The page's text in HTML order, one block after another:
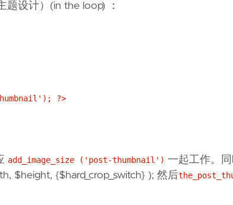
设计）(in the loop) ：
?>
add_image_size ('post-thumbnail') 一起工作。
$height, {$hard_crop_switch} ); 然后